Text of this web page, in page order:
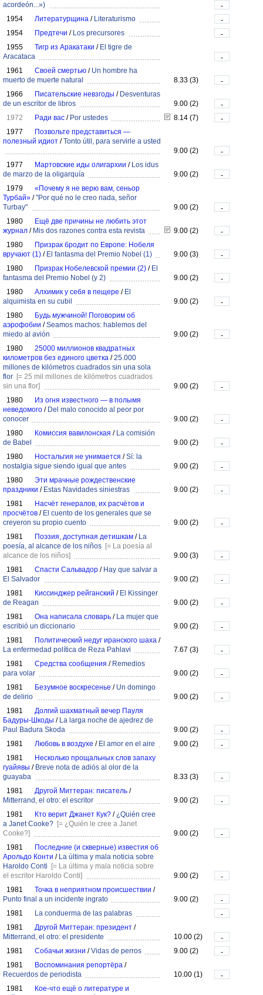
acordeón...»)
-
1954
Литературщина / Literaturismo
-
1954
Предтечи / Los precursores
-
1955
Тигр из Аракатаки / El tigre de
Aracataca
-
1961
Своей смертью / Un hombre ha
muerto de muerte natural
8.33 (3)
-
1966
Писательские невзгоды / Desventuras
de un escritor de libros
9.00 (2)
-
1972
Ради вас / Por ustedes 8.14 (7)
-
1977
Позвольте представиться —
полезный идиот /Tonto útil, para servirle a usted
9.00 (2)
-
1977
Мартовские иды олигархии / Los idus
de marzo de la oligarquía
9.00 (2)
-
1979
«Почему я не верю вам, сеньор
Турбай» /"Por qué no le creo nada, señor
Turbay"
9.00 (2)
-
1980
Ещё две причины не любить этот
журнал / Mis dos razones contra esta revista 9.00 (2)
-
1980
Призрак бродит по Европе: Нобеля
вручают (1) / El fantasma del Premio Nobel (1) 9.00 (3)
-
1980
Призрак Нобелевской премии (2) / El
fantasma del Premio Nobel (y 2)
9.00 (2)
-
1980
Алхимик у себя в пещере / El
alquimista en su cubil
9.00 (2)
-
1980
Будь мужчиной! Поговорим об
аэрофобии /Seamos machos: hablemos del
miedo al avión
9.00 (2)
-
1980
25000 миллионов квадратных
километров без единого цветка /25.000
millones de kilómetros cuadrados sin una sola
flor [= 25 mil millones de kilómetros cuadrados
sin una flor]
9.00 (2)
-
1980
Из огня известного — в полымя
неведомого / Del malo conocido al peor por
conocer
9.00 (2)
-
1980
Комиссия вавилонская / La comisión
de Babel
9.00 (2)
-
1980
Ностальгия не унимается /Sí: la
nostalgia sigue siendo igual que antes
9.00 (2)
-
1980
Эти мрачные рождественские
праздники / Estas Navidades siniestras 9.00 (2)
-
1981
Насчёт генералов, их расчётов и
просчётов / El cuento de los generales que se
creyeron su propio cuento
9.00 (2)
-
1981
Поэзия, доступная детишкам / La
poesía, al alcance de los niños [= La poesía al
alcance de los niños]
9.00 (3)
-
1981
Спасти Сальвадор / Hay que salvar a
El Salvador
9.00 (2)
-
1981
Киссинджер рейганский / El Kissinger
de Reagan
9.00 (2)
-
1981
Она написала словарь / La mujer que
escribió un diccionario
9.00 (2)
-
1981
Политический недуг иранского шаха /
La enfermedad política de Reza Pahlavi
7.67 (3)
-
1981
Средства сообщения / Remedios
para volar
9.00 (2)
-
1981
Безумное воскресенье / Un domingo
de delirio
9.00 (2)
-
1981
Долгий шахматный вечер Пауля
Бадуры-Шкоды / La larga noche de ajedrez de
Paul Badura Skoda
9.00 (2)
-
1981
Любовь в воздухе / El amor en el aire 9.00 (2)
-
1981
Несколько прощальных слов запаху
гуайявы / Breve nota de adiós al olor de la
guayaba
8.33 (3)
-
1981
Другой Миттеран: писатель /
Mitterrand, el otro: el escritor
9.00 (2)
-
1981
Кто верит Джанет Кук? /¿Quién cree
a Janet Cooke? [= ¿Quién le cree a Janet
Cooke?]
9.00 (2)
-
1981
Последние (и скверные) известия об
Арольдо Конти / La última y mala noticia sobre
Haroldo Conti
[= La última y mala noticia sobre
el escritor Haroldo Conti]
9.00 (2)
-
1981
Точка в неприятном происшествии /
Punto final a un incidente ingrato
9.00 (2)
-
1981
La conduerma de las palabras
-
1981
Другой Миттеран: президент /
Mitterrand, el otro: el presidente
10.00 (2)
-
1981
Собачьи жизни /Vidas de perros 9.00 (2)
-
1981
Воспоминания репортёра /
Recuerdos de periodista
10.00 (1)
-
1981
Кое-что ещё о литературе и